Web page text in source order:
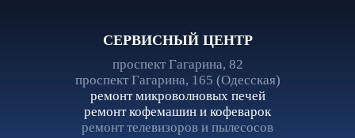
СЕРВИСНЫЙ ЦЕНТР
проспект Гагарина, 82
проспект Гагарина, 165 (Одесская)
ремонт микроволновых печей
ремонт кофемашин и кофеварок
ремонт телевизоров и пылесосов